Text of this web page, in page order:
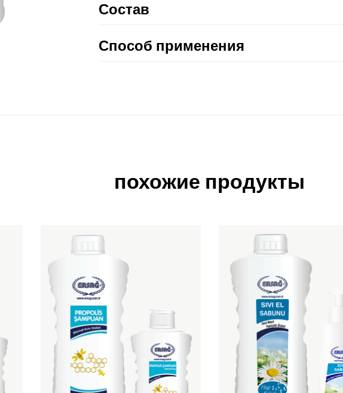
Состав
Способ применения
похожие продукты